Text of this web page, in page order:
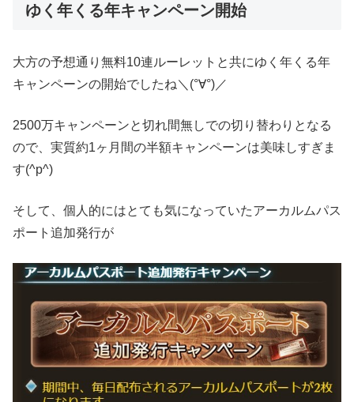
ゆく年くる年キャンペーン開始
大方の予想通り無料10連ルーレットと共にゆく年くる年
キャンペーンの開始でしたね＼(°∀°)／
2500万キャンペーンと切れ間無しでの切り替わりとなる
ので、実質約1ヶ月間の半額キャンペーンは美味しすぎま
す(^p^)
そして、個人的にはとても気になっていたアーカルムパス
ポート追加発行が